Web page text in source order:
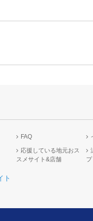
FAQ
応援している地元おス
スメサイト&店舗
ト